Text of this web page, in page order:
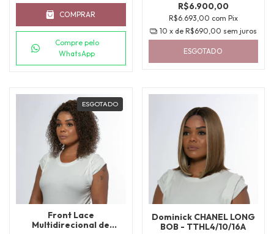
COMPRAR
Compre pelo
WhatsApp
R$6.900,00
R$6.693,00 com Pix
10 x de R$690,00 sem juros
ESGOTADO
ESGOTADO
Front Lace
Multidirecional de
Dominick CHANEL LONG
BOB - TTHL4/10/16A